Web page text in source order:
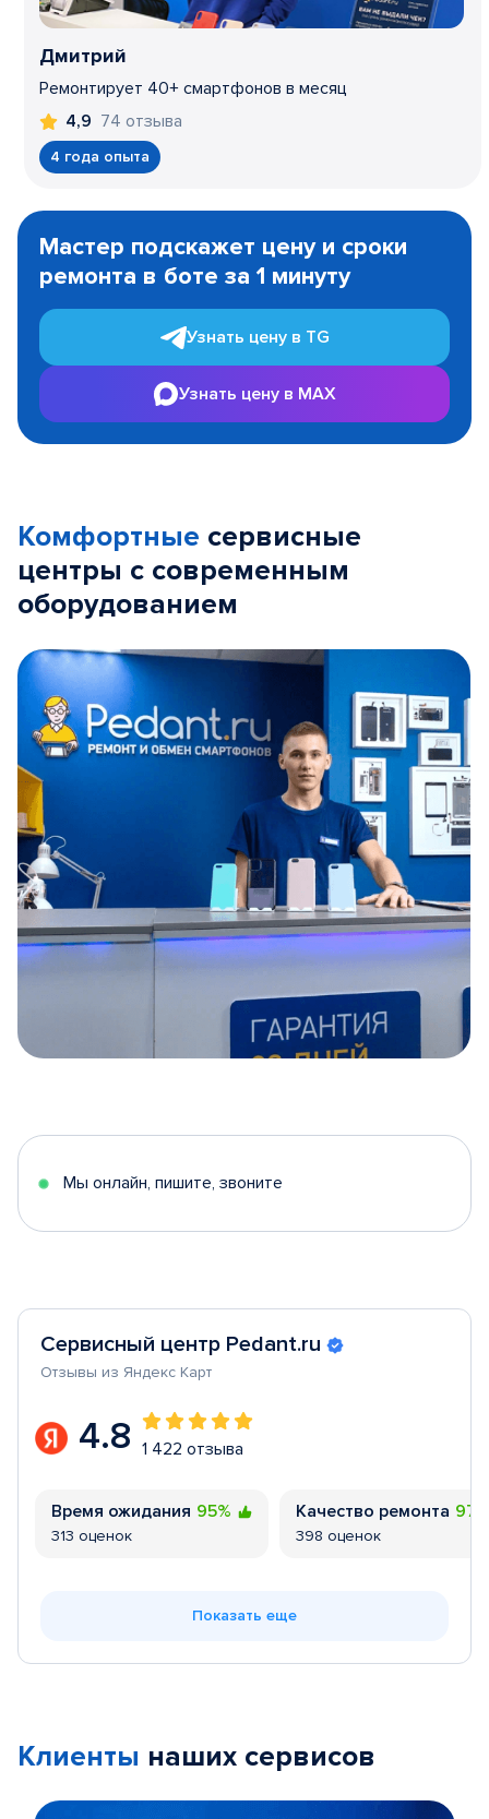
Дмитрий
Ремонтирует 40+ смартфонов в месяц
4,9 74 отзыва
4 года опыта
1
Мастер подскажет цену и сроки
ремонта в боте за 1 минуту
Узнать цену в TG
Узнать цену в MAX
Комфортные сервисные
центры с современным
оборудованием
5
Мы онлайн, пишите, звоните
Сервисный центр Pedant.ru
Отзывы из Яндекс Карт
4.8 1 422 отзыва
Время ожидания 95%
313 оценок
Качество ремонта
398 оценок
Показать еще
Клиенты наших сервисов